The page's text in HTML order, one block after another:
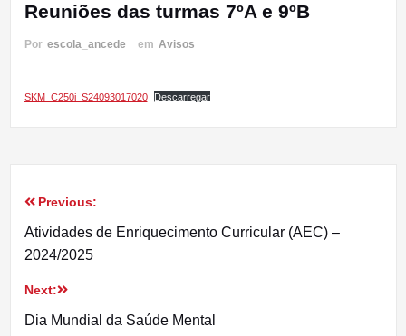
Reuniões das turmas 7ºA e 9ºB
Por escola_ancede em Avisos
SKM_C250i_S24093017020 Descarregar
Navegação
de
artigos
Previous:
Atividades de Enriquecimento Curricular (AEC) –
2024/2025
Next:
Dia Mundial da Saúde Mental